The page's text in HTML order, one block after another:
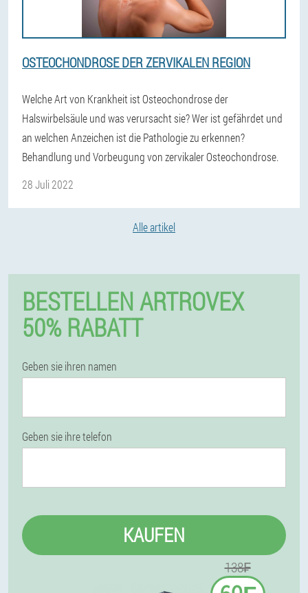
OSTEOCHONDROSE DER ZERVIKALEN REGION
Welche Art von Krankheit ist Osteochondrose der
Halswirbelsäule und was verursacht sie? Wer ist gefährdet und
an welchen Anzeichen ist die Pathologie zu erkennen?
Behandlung und Vorbeugung von zervikaler Osteochondrose.
28 Juli 2022
Alle artikel
BESTELLEN ARTROVEX
50% RABATT
Geben sie ihren namen
Geben sie ihre telefon
KAUFEN
138₣